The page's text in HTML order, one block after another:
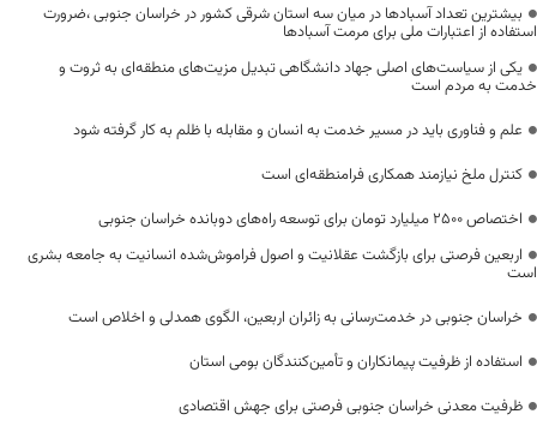
بیشترین تعداد آسبادها در میان سه استان شرقی کشور در خراسان جنوبی ،ضرورت
استفاده از اعتبارات ملی برای مرمت آسبادها
یکی از سیاست‌های اصلی جهاد دانشگاهی تبدیل مزیت‌های منطقه‌ای به ثروت و
خدمت به مردم است
علم و فناوری باید در مسیر خدمت به انسان و مقابله با ظلم به کار گرفته شود
کنترل ملخ نیازمند همکاری فرامنطقه‌ای است
اختصاص 2500 میلیارد تومان برای توسعه راه‌های دوبانده خراسان جنوبی
اربعین فرصتی برای بازگشت عقلانیت و اصول فراموش‌شده انسانیت به جامعه بشری
است
خراسان جنوبی در خدمت‌رسانی به زائران اربعین، الگوی همدلی و اخلاص است
استفاده از ظرفیت پیمانکاران و تأمین‌کنندگان بومی استان
ظرفیت معدنی خراسان جنوبی فرصتی برای جهش اقتصادی